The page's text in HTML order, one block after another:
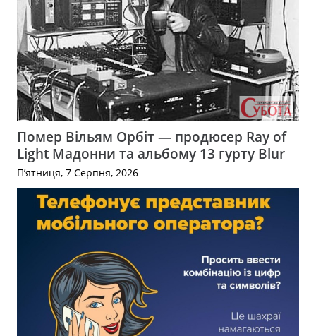
Помер Вільям Орбіт — продюсер Ray of
Light Мадонни та альбому 13 гурту Blur
П’ятниця, 7 Серпня, 2026